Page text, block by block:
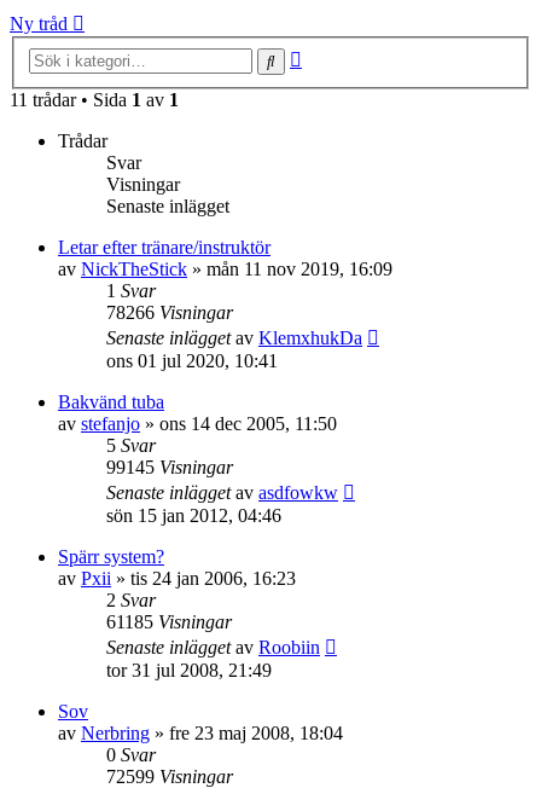
Ny tråd
Sök
11 trådar • Sida 1 av 1
Trådar
Svar
Visningar
Senaste inlägget
Letar efter tränare/instruktör
av NickTheStick » mån 11 nov 2019, 16:09
1 Svar
78266 Visningar
Senaste inläggetav KlemxhukDa
ons 01 jul 2020, 10:41
Bakvänd tuba
av stefanjo » ons 14 dec 2005, 11:50
5 Svar
99145 Visningar
Senaste inläggetav asdfowkw
sön 15 jan 2012, 04:46
Spärr system?
av Pxii » tis 24 jan 2006, 16:23
2 Svar
61185 Visningar
Senaste inläggetav Roobiin
tor 31 jul 2008, 21:49
Sov
av Nerbring » fre 23 maj 2008, 18:04
0 Svar
72599 Visningar